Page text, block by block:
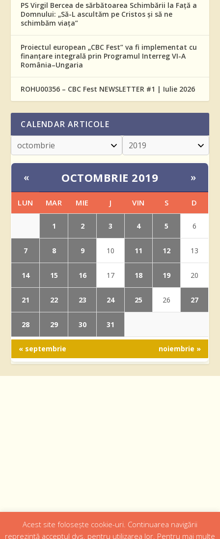
PS Virgil Bercea de sărbătoarea Schimbării la Față a
Domnului: „Să-L ascultăm pe Cristos și să ne
schimbăm viața”
Proiectul european „CBC Fest” va fi implementat cu
finanțare integrală prin Programul Interreg VI-A
România–Ungaria
ROHU00356 – CBC Fest NEWSLETTER #1 | Iulie 2026
CALENDAR ARTICOLE
« OCTOMBRIE 2019 »
LUN MAR MIE J VIN S D
1 2 3 4 5 6
7 8 9 10 11 12 13
14 15 16 17 18 19 20
21 22 23 24 25 26 27
28 29 30 31
« septembrie noiembrie »
Designed byWeb Design 4Us Consulting |
Acest site folosește cookie-uri. Continuarea navigării
reprezintă acceptul dvs. pentru utilizarea lor. Pentru mai multe